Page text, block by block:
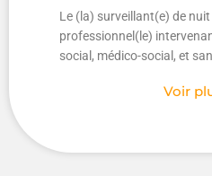
Le (la) surveillant(e) de
professionnel(le)
social, médico-social, et
Voir